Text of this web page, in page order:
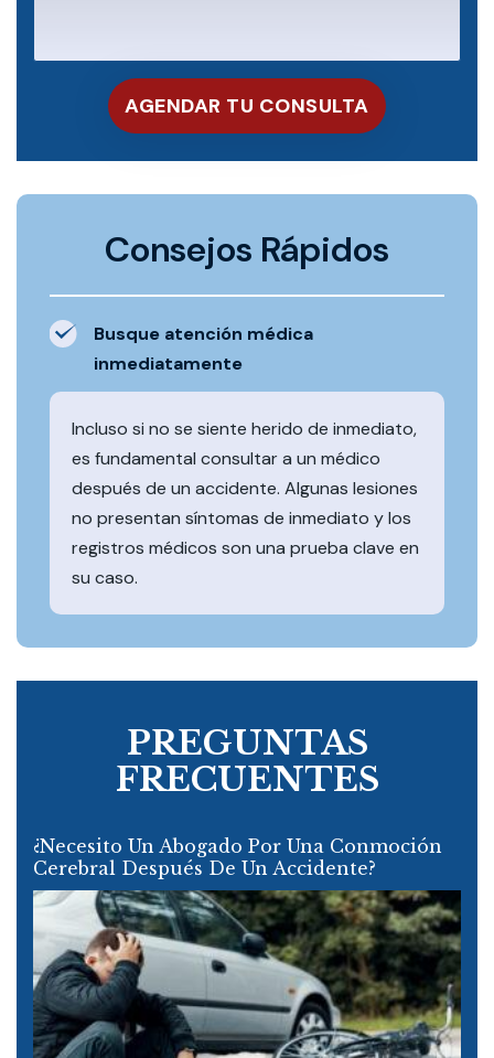
Consejos Rápidos
Busque atención médica
inmediatamente
Incluso si no se siente herido de inmediato,
es fundamental consultar a un médico
después de un accidente. Algunas lesiones
no presentan síntomas de inmediato y los
registros médicos son una prueba clave en
su caso.
PREGUNTAS
FRECUENTES
¿Necesito Un Abogado Por Una Conmoción
Cerebral Después De Un Accidente?